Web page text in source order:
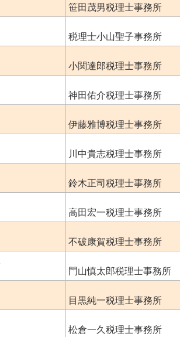
笹田茂男税理士事務所
税理士小山聖子事務所
小関達郎税理士事務所
神田佑介税理士事務所
伊藤雅博税理士事務所
川中貴志税理士事務所
鈴木正司税理士事務所
高田宏一税理士事務所
不破康賀税理士事務所
門山慎太郎税理士事務所
目黒純一税理士事務所
松倉一久税理士事務所